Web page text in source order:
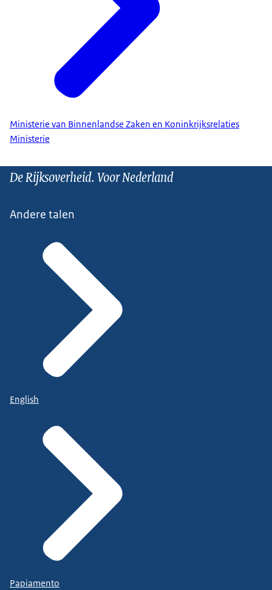
Ministerie van Binnenlandse Zaken en Koninkrijksrelaties
Ministerie
De Rijksoverheid. Voor Nederland
Andere talen
English
Papiamento